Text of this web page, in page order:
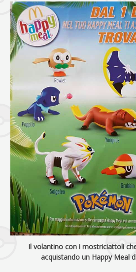
Il volantino con i mostriciattoli
acquistando un Happy Meal